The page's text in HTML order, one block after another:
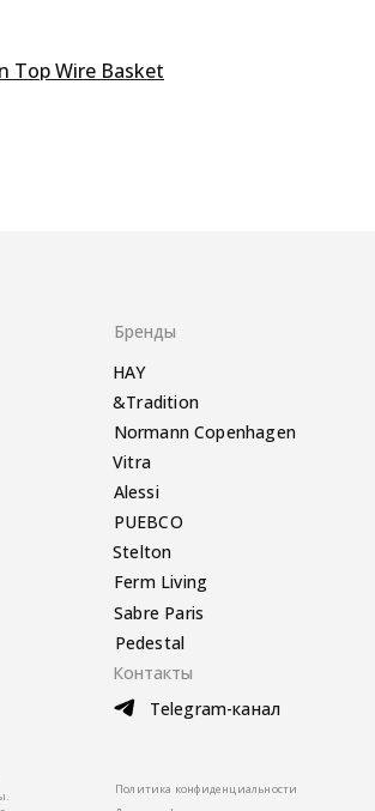
Top Wire Basket
Политика конфиденциальности
Vitra
PUEBCO
Stelton
Sabre Paris
Ferm Living
HAY
&Tradition
Normann Copenhagen
Alessi
Pedestal
Telegram-канал
Контакты
Бренды